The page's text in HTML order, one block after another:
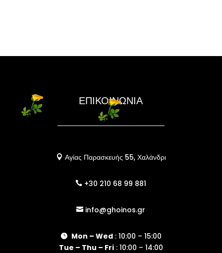
ΕΠΙΚΟΙΝΩΝΙΑ
 Αγίας Παρασκευής 55, Χαλάνδρι
 +30 210 68 99 881
 info@ghoinos.gr
 Mon – Wed: 10:00 – 15:00
Tue – Thu – Fri: 10:00 – 14:00